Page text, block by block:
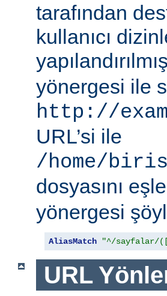
tarafından
kullanıcı
yönergesi ile
http://
URL’si ile
/home/
dosyasını
yönergesi
AliasMatch "^/sayfalar/
URL